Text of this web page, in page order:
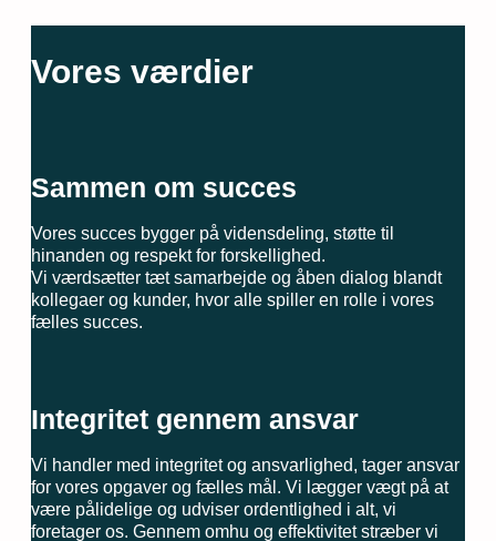
Vores værdier
Sammen om succes
Vores succes bygger på vidensdeling, støtte til
hinanden og respekt for forskellighed.
Vi værdsætter tæt samarbejde og åben dialog blandt
kollegaer og kunder, hvor alle spiller en rolle i vores
fælles succes.
Integritet gennem ansvar
Vi handler med integritet og ansvarlighed, tager ansvar
for vores opgaver og fælles mål. Vi lægger vægt på at
være pålidelige og udviser ordentlighed i alt, vi
foretager os. Gennem omhu og effektivitet stræber vi